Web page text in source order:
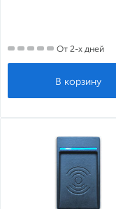
От 2-х дней